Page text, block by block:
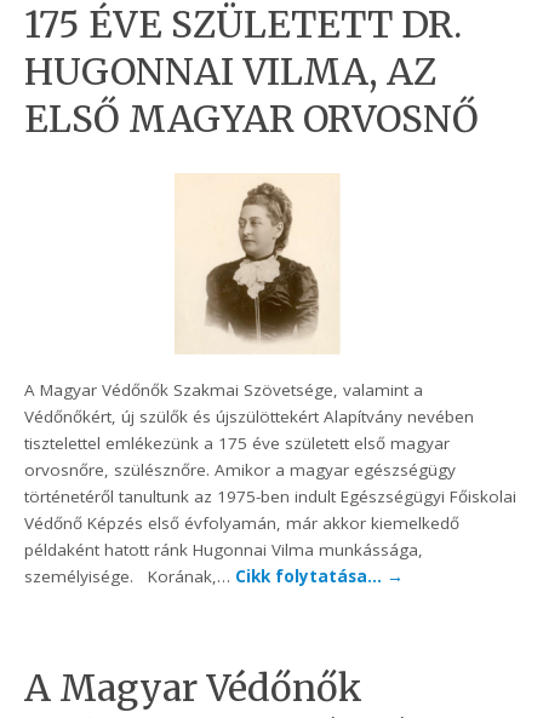
175 ÉVE SZÜLETETT DR.
HUGONNAI VILMA, AZ
ELSŐ MAGYAR ORVOSNŐ
A Magyar Védőnők Szakmai Szövetsége, valamint a
Védőnőkért, új szülők és újszülöttekért Alapítvány nevében
tisztelettel emlékezünk a 175 éve született első magyar
orvosnőre, szülésznőre. Amikor a magyar egészségügy
történetéről tanultunk az 1975-ben indult Egészségügyi Főiskolai
Védőnő Képzés első évfolyamán, már akkor kiemelkedő
példaként hatott ránk Hugonnai Vilma munkássága,
személyisége. Korának,… Cikk folytatása… →
A Magyar Védőnők